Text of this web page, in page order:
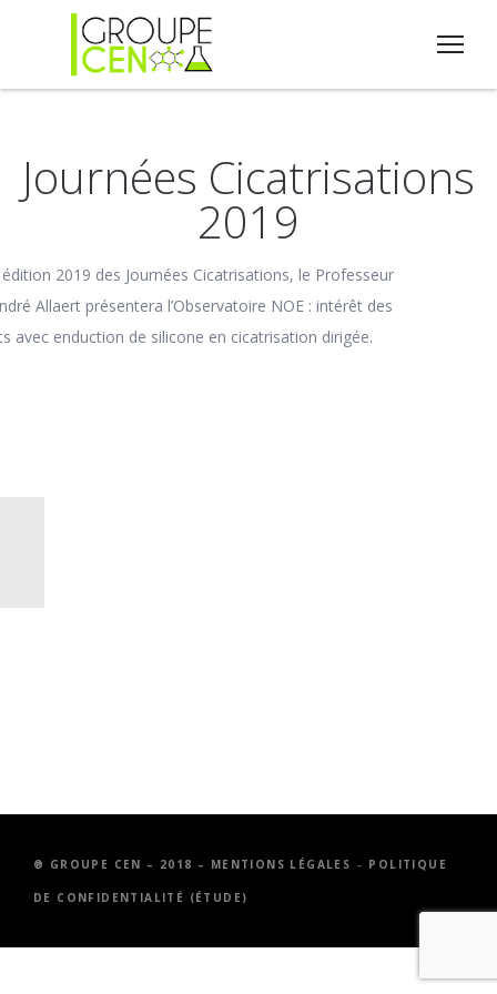
Journées Cicatrisations
2019
2019 des Journées Cicatrisations, le Professeur
Allaert présentera l’Observatoire NOE : intérêt des
avec enduction de silicone en cicatrisation dirigée.
® GROUPE CEN – 2018 – MENTIONS LÉGALES – POLITIQUE
DE CONFIDENTIALITÉ (ÉTUDE)